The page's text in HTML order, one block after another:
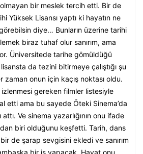
bir meslek tercih etti. Bir de
Yüksek Lisansı yaptı ki hayatın ne
diye… Bunların üzerine tarihi
biraz tuhaf olur sanırım, ama
Üniversitede tarihe gömüldüğü
da tezini bitirmeye çalıştığı şu
zaman onun için kaçış noktası oldu.
gereken filmler listesiyle
etti ama bu sayede Öteki Sinema’da
attı. Ve sinema yazarlığının onu ifade
biri olduğunu keşfetti. Tarih, dans
de şarap sevgisini ekledi ve sanırım
bir iş yapacak. Hayat onu